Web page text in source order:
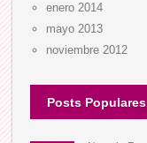
enero 2014
mayo 2013
noviembre 2012
Posts Populares